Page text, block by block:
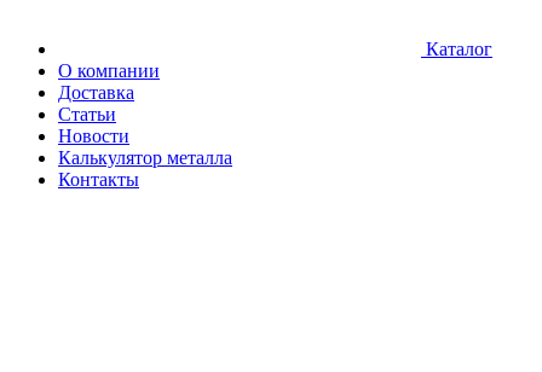
Каталог
О компании
Доставка
Статьи
Новости
Калькулятор металла
Контакты